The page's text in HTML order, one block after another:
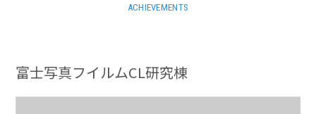
ACHIEVEMENTS
富士写真フイルムCL研究棟